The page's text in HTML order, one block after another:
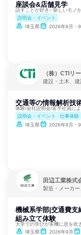
座談会&店舗見学
話すことが好き✅新しいモノ
説明会・イベント
埼玉県
2026年8月・9
（株）CTIリ
建設・土木、
交通等の情報解析技
体験/会社説明会/若手社員に
説明会・イベント
仕事体験
埼玉県
2026年8月・9
田辺工業株式
製造・メーカー
機械系学部|交通費支
組み立て体験
埼玉県
2026年9月